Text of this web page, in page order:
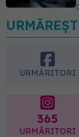
URMĂRITORI
365
URMĂRITORI